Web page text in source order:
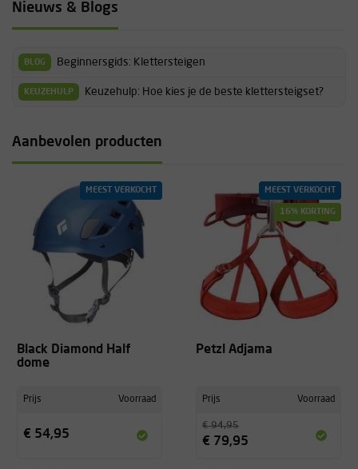
Nieuws & Blogs
BLOG Beginnersgids: Klettersteigen
KEUZEHULP Keuzehulp: Hoe kies je de beste klettersteigset?
Aanbevolen producten
MEEST VERKOCHT
Black Diamond Half
dome
Prijs Voorraad
€ 54,95
MEEST VERKOCHT
16% KORTING
Petzl Adjama
Prijs Voorraad
€ 94,95
€ 79,95